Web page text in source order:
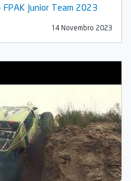
FPAK Junior Team 2023
14 Novembro 2023